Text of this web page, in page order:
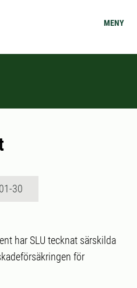
MENY
30
har SLU tecknat särskilda
för